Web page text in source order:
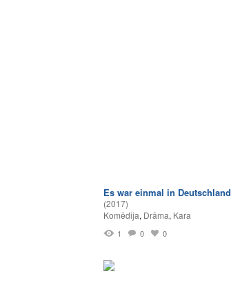
Es war einmal in Deutschland
(2017)
Komēdija, Drāma, Kara
1 0 0